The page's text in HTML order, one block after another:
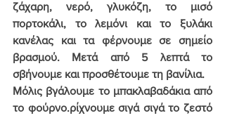
ζάχαρη, νερό, γλυκόζη, το μισό
πορτοκάλι, το λεμόνι και το ξυλάκι
κανέλας και τα φέρνουμε σε σημείο
βρασμού. Μετά από 5 λεπτά το
σβήνουμε και προσθέτουμε τη βανίλια.
Μόλις βγάλουμε το μπακλαβαδάκια από
το φούρνο.ρίχνουμε σιγά σιγά το ζεστό